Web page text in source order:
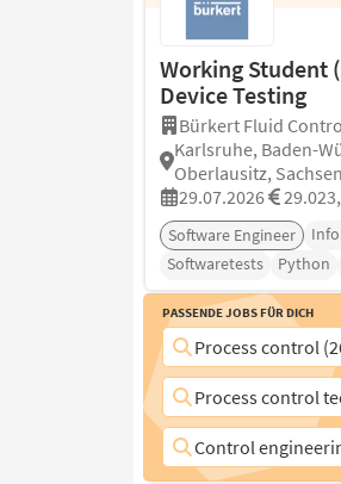
Working Student
Device Testing
Bürkert Fluid
Karlsruhe, Baden-
Oberlausitz, Sachsen
29.07.2026
Software Engineer
Softwaretests
Python
Passende Jobs für Dich
Process control
Process control
Control